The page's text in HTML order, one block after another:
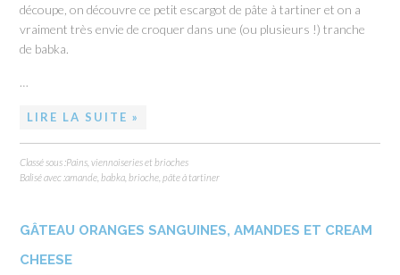
découpe, on découvre ce petit escargot de pâte à tartiner et on a
vraiment très envie de croquer dans une (ou plusieurs !) tranche
de babka.
…
LIRE LA SUITE »
Classé sous :Pains, viennoiseries et brioches
Balisé avec :amande ,babka ,brioche ,pâte à tartiner
GÂTEAU ORANGES SANGUINES, AMANDES ET CREAM
CHEESE